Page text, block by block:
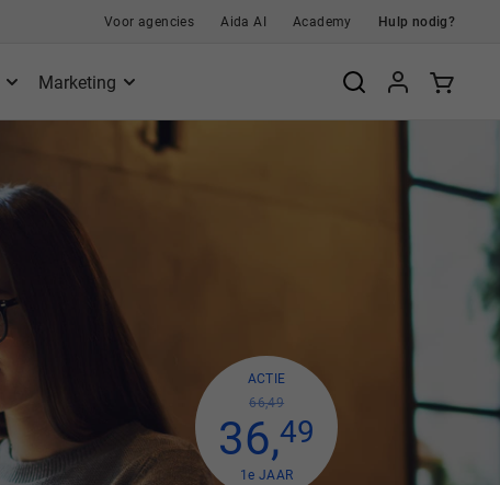
Voor agencies Aida AI Academy Hulp nodig?
Marketing
ACTIE
66,49
36,49
1e JAAR